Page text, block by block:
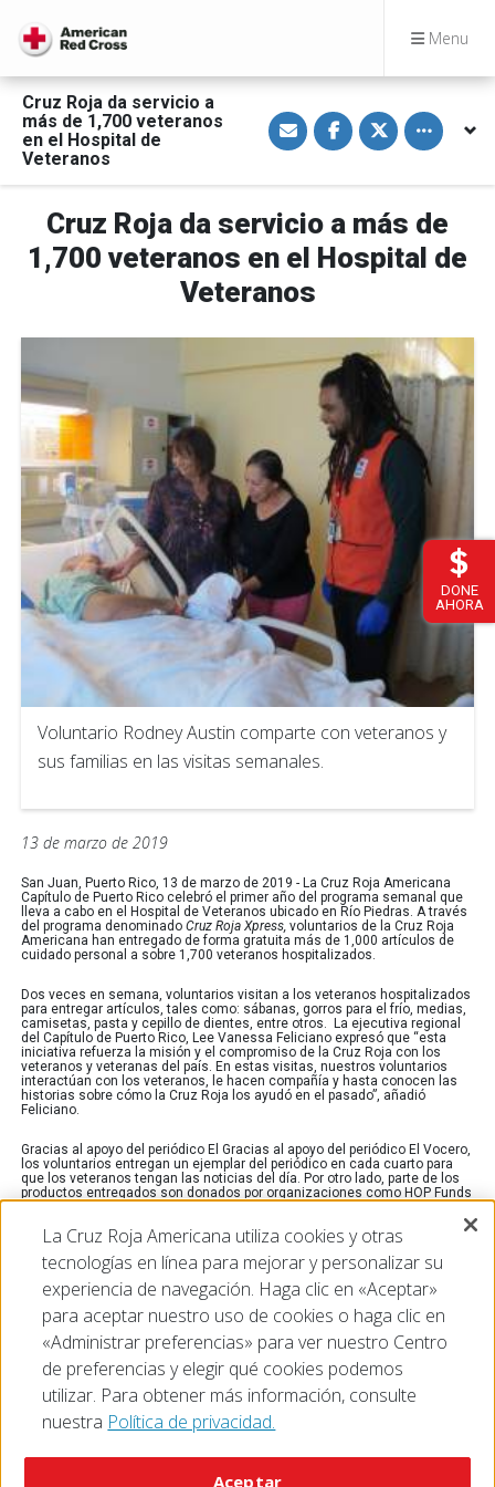
Menu
DONE
AHORA
Cruz Roja da servicio a
más de 1,700 veteranos
en el Hospital de
Veteranos
S
h
a
a
E
m
a
i
l
S
h
a
F
a
c
e
S
h
a
n
T
w
i
t
Toggle
Cruz Roja da servicio a más de
1,700 veteranos en el Hospital de
Veteranos
Voluntario Rodney Austin comparte con veteranos y
sus familias en las visitas semanales.
13 de marzo de 2019
San Juan, Puerto Rico, 13 de marzo de 2019 - La Cruz Roja Americana
Capítulo de Puerto Rico celebró el primer año del programa semanal que
lleva a cabo en el Hospital de Veteranos ubicado en Río Piedras. A través
del programa denominado Cruz Roja Xpress, voluntarios de la Cruz Roja
Americana han entregado de forma gratuita más de 1,000 artículos de
cuidado personal a sobre 1,700 veteranos hospitalizados.
Dos veces en semana, voluntarios visitan a los veteranos hospitalizados
para entregar artículos, tales como: sábanas, gorros para el frío, medias,
camisetas, pasta y cepillo de dientes, entre otros. La ejecutiva regional
del Capítulo de Puerto Rico, Lee Vanessa Feliciano expresó que “esta
iniciativa refuerza la misión y el compromiso de la Cruz Roja con los
veteranos y veteranas del país. En estas visitas, nuestros voluntarios
interactúan con los veteranos, le hacen compañía y hasta conocen las
historias sobre cómo la Cruz Roja los ayudó en el pasado”, añadió
Feliciano.
Gracias al apoyo del periódico El Gracias al apoyo del periódico El Vocero,
los voluntarios entregan un ejemplar del periódico en cada cuarto para
que los veteranos tengan las noticias del día. Por otro lado, parte de los
productos entregados son donados por organizaciones como HOP Funds
Estas visitas son parte del programa del área de Servicios a las Fuerzas
Armadas y su plataforma de resiliencia dirigido a los veteranos y
militares. Las personas interesadas en participar del Cruz Roja Xpress
pueden convertirse en voluntarios de la organización en cruzrojapr.net.
De igual forma, empresas interesadas en donar artículos, pueden llamar
al 787-758-8150 y procurar por el área de Servicio a las Fuerzas Amadas
para más información.
La Cruz Roja Americana utiliza cookies y otras
tecnologías en línea para mejorar y personalizar su
experiencia de navegación. Haga clic en «Aceptar»
para aceptar nuestro uso de cookies o haga clic en
«Administrar preferencias» para ver nuestro Centro
de preferencias y elegir qué cookies podemos
utilizar. Para obtener más información, consulte
nuestra Política de privacidad.
Aceptar